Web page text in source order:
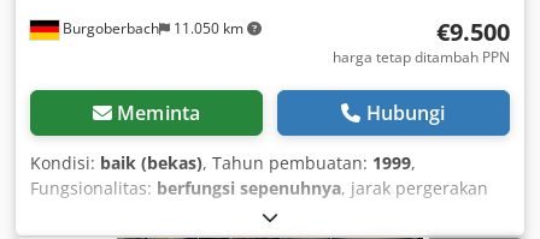
Burgoberbach 11.050 km €9.500
harga tetap ditambah PPN
Meminta Hubungi
Kondisi: baik (bekas), Tahun pembuatan: 1999,
Fungsionalitas: berfungsi sepenuhnya, jarak pergerakan
, jarak lintasan sumbu Y: